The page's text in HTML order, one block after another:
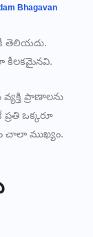
Bhagavan
తెలియదు.
కీలకమైనవి.
ప్రాణాలను
ఒక్కరూ
చాలా ముఖ్యం.